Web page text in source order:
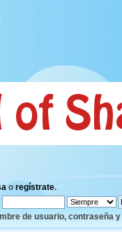
o regístrate.
de usuario, contraseña